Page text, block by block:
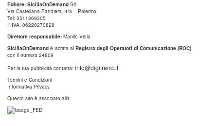
Editore: SiciliaOnDemand Srl
Via Castellana Bandiera, 4/a – Palermo
Tel: 3511369305
P.IVA: 06220270828
Direttore responsabile: Manlio Viola
SiciliaOnDemand è iscritta al Registro degli Operatori di Comunicazione (ROC)
con il numero 24809
Per la tua pubblicità contatta: info@digitrend.it
Termini e Condizioni
Informativa Privacy
Questo sito è associato alla